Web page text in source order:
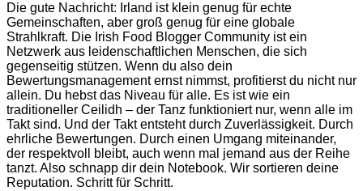
Die gute Nachricht: Irland ist klein genug für echte
Gemeinschaften, aber groß genug für eine globale
Strahlkraft. Die Irish Food Blogger Community ist ein
Netzwerk aus leidenschaftlichen Menschen, die sich
gegenseitig stützen. Wenn du also dein
Bewertungsmanagement ernst nimmst, profitierst du nicht nur
allein. Du hebst das Niveau für alle. Es ist wie ein
traditioneller Ceilidh – der Tanz funktioniert nur, wenn alle im
Takt sind. Und der Takt entsteht durch Zuverlässigkeit. Durch
ehrliche Bewertungen. Durch einen Umgang miteinander,
der respektvoll bleibt, auch wenn mal jemand aus der Reihe
tanzt. Also schnapp dir dein Notebook. Wir sortieren deine
Reputation. Schritt für Schritt.